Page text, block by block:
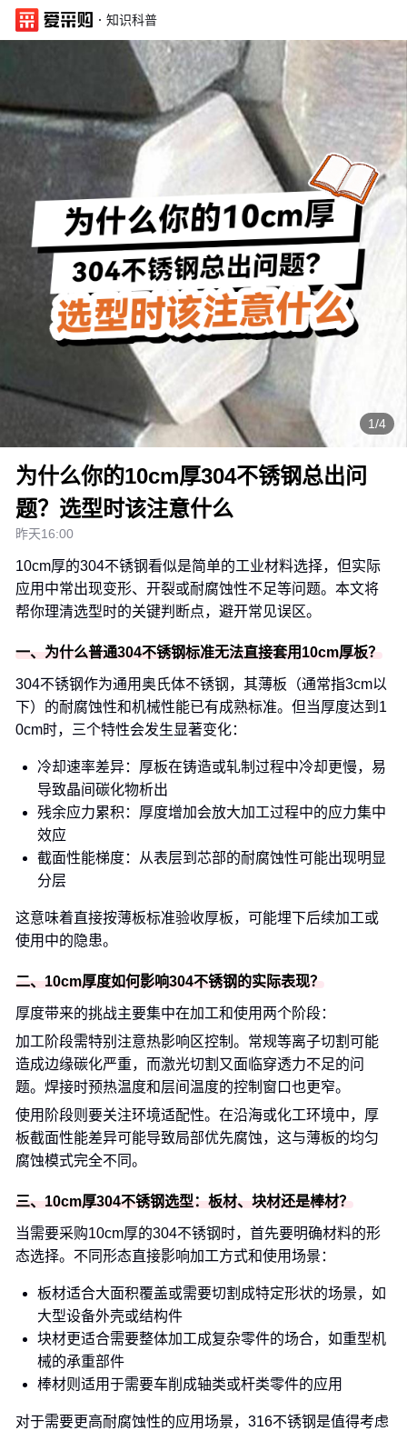
· 知识科普
1/4
为什么你的10cm厚304不锈钢总出问
题？选型时该注意什么
昨天16:00
10cm厚的304不锈钢看似是简单的工业材料选择，但实际
应用中常出现变形、开裂或耐腐蚀性不足等问题。本文将
帮你理清选型时的关键判断点，避开常见误区。
一、为什么普通304不锈钢标准无法直接套用10cm厚板？
304不锈钢作为通用奥氏体不锈钢，其薄板（通常指3cm以
下）的耐腐蚀性和机械性能已有成熟标准。但当厚度达到1
0cm时，三个特性会发生显著变化：
冷却速率差异：厚板在铸造或轧制过程中冷却更慢，易
导致晶间碳化物析出
残余应力累积：厚度增加会放大加工过程中的应力集中
效应
截面性能梯度：从表层到芯部的耐腐蚀性可能出现明显
分层
这意味着直接按薄板标准验收厚板，可能埋下后续加工或
使用中的隐患。
二、10cm厚度如何影响304不锈钢的实际表现？
厚度带来的挑战主要集中在加工和使用两个阶段：
加工阶段需特别注意热影响区控制。常规等离子切割可能
造成边缘碳化严重，而激光切割又面临穿透力不足的问
题。焊接时预热温度和层间温度的控制窗口也更窄。
使用阶段则要关注环境适配性。在沿海或化工环境中，厚
板截面性能差异可能导致局部优先腐蚀，这与薄板的均匀
腐蚀模式完全不同。
三、10cm厚304不锈钢选型：板材、块材还是棒材？
当需要采购10cm厚的304不锈钢时，首先要明确材料的形
态选择。不同形态直接影响加工方式和使用场景：
板材适合大面积覆盖或需要切割成特定形状的场景，如
大型设备外壳或结构件
块材更适合需要整体加工成复杂零件的场合，如重型机
械的承重部件
棒材则适用于需要车削成轴类或杆类零件的应用
对于需要更高耐腐蚀性的应用场景，316不锈钢是值得考虑